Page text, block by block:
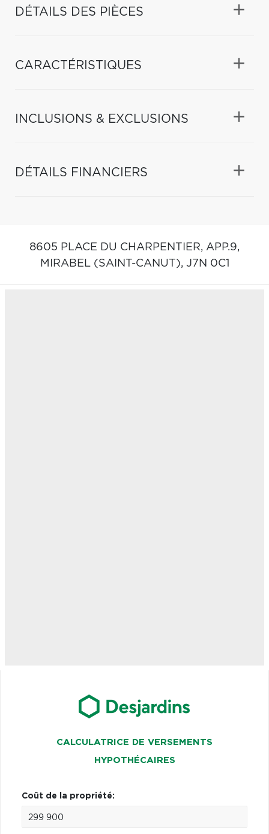
DÉTAILS DES PIÈCES
CARACTÉRISTIQUES
INCLUSIONS & EXCLUSIONS
DÉTAILS FINANCIERS
8605 PLACE DU CHARPENTIER, APP.9,
MIRABEL (SAINT-CANUT), J7N 0C1
CALCULATRICE DE VERSEMENTS
HYPOTHÉCAIRES
Coût de la propriété: